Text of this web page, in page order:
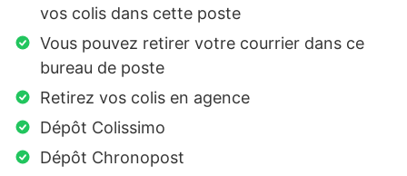
vos colis dans cette poste
Vous pouvez retirer votre courrier dans ce
bureau de poste
Retirez vos colis en agence
Dépôt Colissimo
Dépôt Chronopost